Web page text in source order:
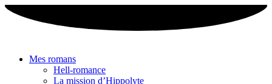
Aller
Mes romans
Hell-romance
La mission d’Hippolyte